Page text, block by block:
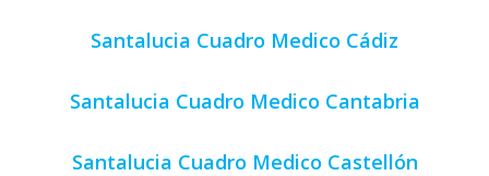
Santalucia Cuadro Medico Cádiz
Santalucia Cuadro Medico Cantabria
Santalucia Cuadro Medico Castellón